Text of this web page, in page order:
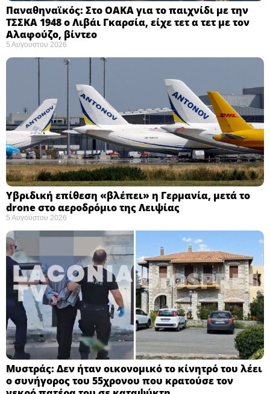
Παναθηναϊκός: Στο ΟΑΚΑ για το παιχνίδι με την
ΤΣΣΚΑ 1948 ο Λιβάι Γκαρσία, είχε τετ α τετ με τον
Αλαφούζο, βίντεο
5 Αυγούστου 2026
Υβριδική επίθεση «βλέπει» η Γερμανία, μετά το
drone στο αεροδρόμιο της Λειψίας
5 Αυγούστου 2026
Μυστράς: Δεν ήταν οικονομικό το κίνητρό του λέει
ο συνήγορος του 55χρονου που κρατούσε τον